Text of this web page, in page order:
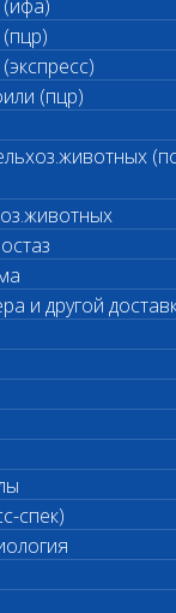
(пцр)
и другой
спек)
И ПРИЕМ
И
В ШТАТНОМ